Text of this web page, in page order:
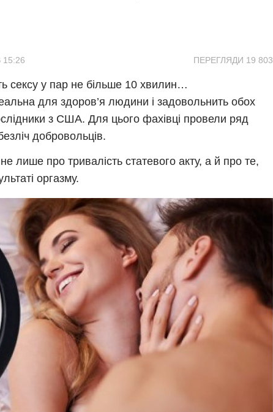
ПЕРЕГЛЯДИ 19 803
сексу у пар не більше 10 хвилин…
для здоров’я людини і задовольнить обох
з США. Для цього фахівці провели ряд
добровольців.
лише про тривалість статевого акту, а й про те,
оргазму.